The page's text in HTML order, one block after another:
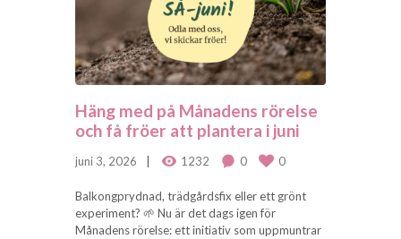
Häng med på Månadens rörelse
och få fröer att plantera i juni
juni 3, 2026 1232 0 0
Balkongprydnad, trädgårdsfix eller ett grönt
experiment? 🌱 Nu är det dags igen för
Månadens rörelse: ett initiativ som uppmuntrar